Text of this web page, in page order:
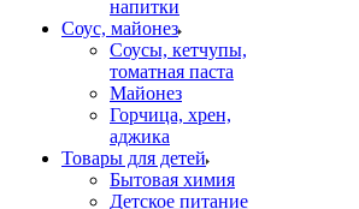
напитки
Соус, майонез
Соусы, кетчупы,
томатная паста
Майонез
Горчица, хрен,
аджика
Товары для детей
Бытовая химия
Детское питание